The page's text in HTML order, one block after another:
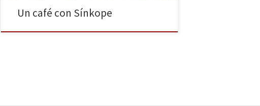
Un café con Sínkope